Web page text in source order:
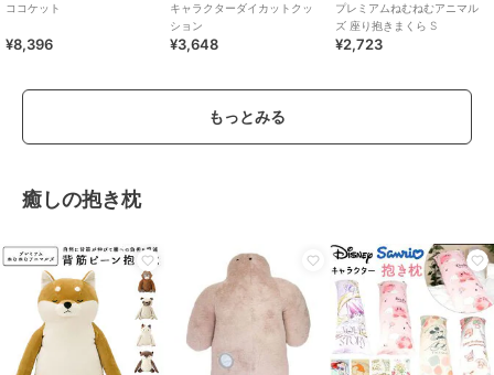
ココケット
¥8,396
キャラクターダイカットクッ
ション
¥3,648
プレミアムねむねむアニマル
ズ 座り抱きまくら S
¥2,723
もっとみる
癒しの抱き枕